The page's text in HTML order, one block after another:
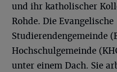
und ihr katholischer
Rohde. Die Evangelische
Studierendengemeinde
Hochschulgemeinde
unter einem Dach. Sie